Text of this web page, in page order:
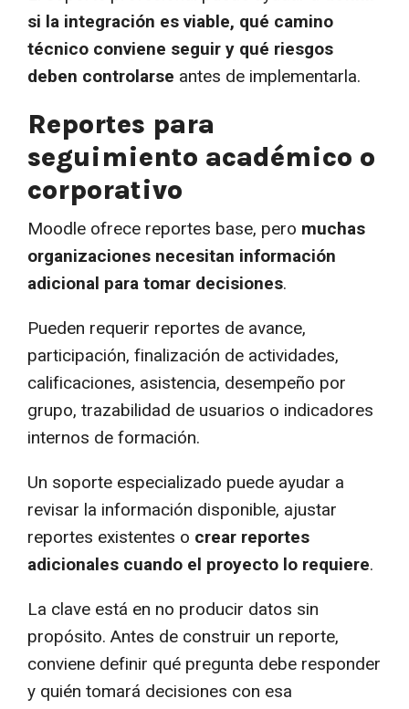
si la integración es viable, qué camino
técnico conviene seguir y qué riesgos
deben controlarse antes de implementarla.
Reportes para
seguimiento académico o
corporativo
Moodle ofrece reportes base, pero muchas
organizaciones necesitan información
adicional para tomar decisiones.
Pueden requerir reportes de avance,
participación, finalización de actividades,
calificaciones, asistencia, desempeño por
grupo, trazabilidad de usuarios o indicadores
internos de formación.
Un soporte especializado puede ayudar a
revisar la información disponible, ajustar
reportes existentes o crear reportes
adicionales cuando el proyecto lo requiere.
La clave está en no producir datos sin
propósito. Antes de construir un reporte,
conviene definir qué pregunta debe responder
y quién tomará decisiones con esa